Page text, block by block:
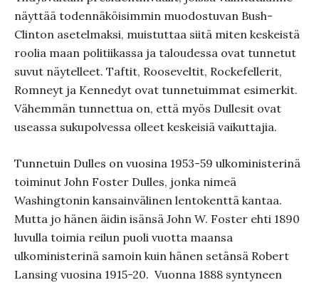
näyttää todennäköisimmin muodostuvan Bush-
Clinton asetelmaksi, muistuttaa siitä miten keskeistä
roolia maan politiikassa ja taloudessa ovat tunnetut
suvut näytelleet. Taftit, Rooseveltit, Rockefellerit,
Romneyt ja Kennedyt ovat tunnetuimmat esimerkit.
Vähemmän tunnettua on, että myös Dullesit ovat
useassa sukupolvessa olleet keskeisiä vaikuttajia.
Tunnetuin Dulles on vuosina 1953-59 ulkoministerinä
toiminut John Foster Dulles, jonka nimeä
Washingtonin kansainvälinen lentokenttä kantaa.
Mutta jo hänen äidin isänsä John W. Foster ehti 1890
luvulla toimia reilun puoli vuotta maansa
ulkoministerinä samoin kuin hänen setänsä Robert
Lansing vuosina 1915-20. Vuonna 1888 syntyneen